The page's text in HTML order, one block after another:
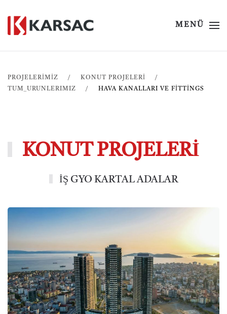
MENÜ
PROJELERİMİZ
KONUT PROJELERI
TUM_URUNLERIMIZ
HAVA KANALLARI VE FITTINGS
KONUT PROJELERİ
İŞ GYO KARTAL ADALAR